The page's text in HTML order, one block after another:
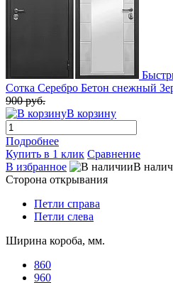
Сотка Серебро Бетон снежный
900 руб.
В корзину
Подробнее
Купить в 1 клик Сравнение
В избранное
В
Сторона открывания
Петли справа
Петли слева
Ширина короба, мм.
860
960